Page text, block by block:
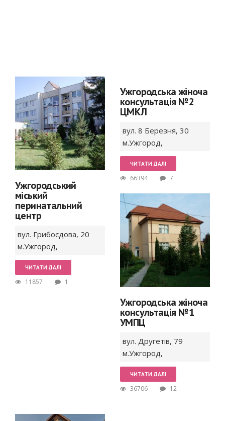
Ужгородський
міський
перинатальний
центр
вул. Грибоєдова, 20
м.Ужгород,
ЧИТАТИ ДАЛІ
11857 1
Ужгородська жіноча
консультація №2
ЦМКЛ
вул. 8 Березня, 30
м.Ужгород,
ЧИТАТИ ДАЛІ
66394 7
Ужгородська жіноча
консультація №1
УМПЦ
вул. Другетів, 79
м.Ужгород,
ЧИТАТИ ДАЛІ
36706 12